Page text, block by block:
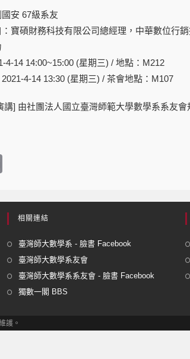
安 67級系友
寶碩財務科技有限公司總經理，中華數位行
4-14 14:00~15:00 (星期三) / 地點：M212
4-14 13:30 (星期三) / 茶會地點：M107
講] 由社團法人國立臺灣師範大學數學系系友會
ail
相關連結
臺灣師大數學系 - 臉書 Facebook
臺灣師大數學系友會
臺灣師大數學系系友會 - 臉書 Facebook
獨數一閣 BBS
護。